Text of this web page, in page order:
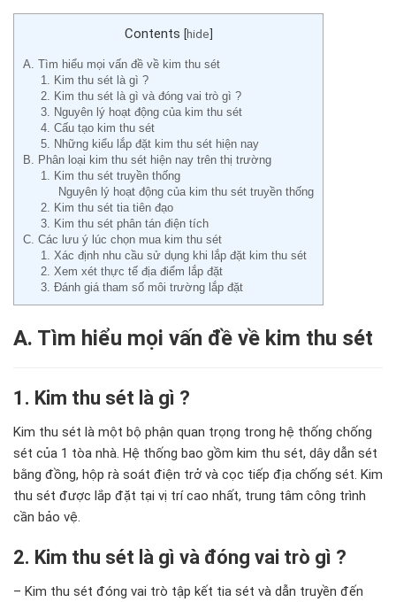
Contents [hide]
A. Tìm hiểu mọi vấn đề về kim thu sét
1. Kim thu sét là gì ?
2. Kim thu sét là gì và đóng vai trò gì ?
3. Nguyên lý hoạt động của kim thu sét
4. Cấu tạo kim thu sét
5. Những kiểu lắp đặt kim thu sét hiện nay
B. Phân loại kim thu sét hiện nay trên thị trường
1. Kim thu sét truyền thống
Nguyên lý hoạt động của kim thu sét truyền thống
2. Kim thu sét tia tiên đạo
3. Kim thu sét phân tán điện tích
C. Các lưu ý lúc chọn mua kim thu sét
1. Xác định nhu cầu sử dụng khi lắp đặt kim thu sét
2. Xem xét thực tế địa điểm lắp đặt
3. Đánh giá tham số môi trường lắp đặt
A. Tìm hiểu mọi vấn đề về kim thu sét
1. Kim thu sét là gì ?
Kim thu sét là một bộ phận quan trọng trong hệ thống chống
sét của 1 tòa nhà. Hệ thống bao gồm kim thu sét, dây dẫn sét
bằng đồng, hộp rà soát điện trở và cọc tiếp địa chống sét. Kim
thu sét được lắp đặt tại vị trí cao nhất, trung tâm công trình
cần bảo vệ.
2. Kim thu sét là gì và đóng vai trò gì ?
– Kim thu sét đóng vai trò tập kết tia sét và dẫn truyền đến